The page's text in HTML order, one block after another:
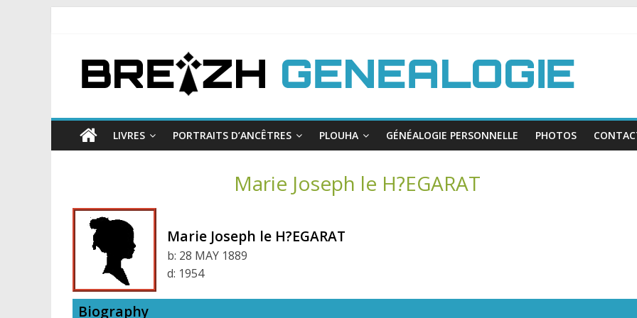
LIVRES PORTRAITS D’ANCÊTRES PLOUHA GÉNÉALOGIE PERSONNELLE PHOTOS
Marie Joseph le H?EGARAT
Marie Joseph le H?EGARAT
b: 28 MAY 1889
d: 1954
Biography